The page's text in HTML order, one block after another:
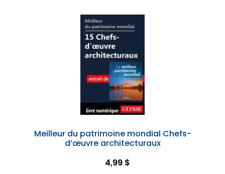
Meilleur du patrimoine mondial Chefs-
d’œuvre architecturaux
4,99 $